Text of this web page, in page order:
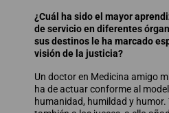
¿Cuál ha sido el mayor
de servicio en diferentes
sus destinos le ha marcado
visión de la justicia?
Un doctor en Medicina amigo
ha de actuar conforme al
humanidad, humildad y humor.